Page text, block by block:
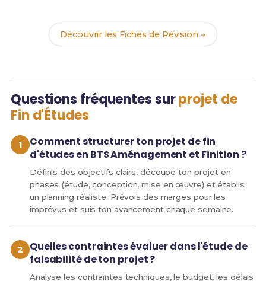
Découvrir les Fiches de Révision →
Questions fréquentes surprojet de
Fin d'Études
Comment structurer ton projet de fin
d'études en BTS Aménagement et Finition ?
Définis des objectifs clairs, découpe ton projet en
phases (étude, conception, mise en œuvre) et établis
un planning réaliste. Prévois des marges pour les
imprévus et suis ton avancement chaque semaine.
Quelles contraintes évaluer dans l'étude de
faisabilité de ton projet ?
Analyse les contraintes techniques, le budget, les délais